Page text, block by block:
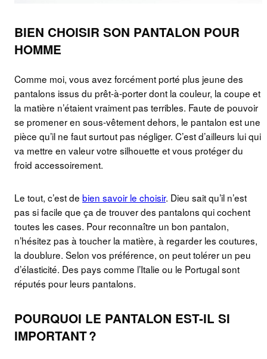
BIEN CHOISIR SON PANTALON POUR
HOMME
Comme moi, vous avez forcément porté plus jeune des
pantalons issus du prêt-à-porter dont la couleur, la coupe et
la matière n’étaient vraiment pas terribles. Faute de pouvoir
se promener en sous-vêtement dehors, le pantalon est une
pièce qu’il ne faut surtout pas négliger. C’est d’ailleurs lui qui
va mettre en valeur votre silhouette et vous protéger du
froid accessoirement.
Le tout, c’est de bien savoir le choisir. Dieu sait qu’il n’est
pas si facile que ça de trouver des pantalons qui cochent
toutes les cases. Pour reconnaître un bon pantalon,
n’hésitez pas à toucher la matière, à regarder les coutures,
la doublure. Selon vos préférence, on peut tolérer un peu
d’élasticité. Des pays comme l’Italie ou le Portugal sont
réputés pour leurs pantalons.
POURQUOI LE PANTALON EST-IL SI
IMPORTANT ?